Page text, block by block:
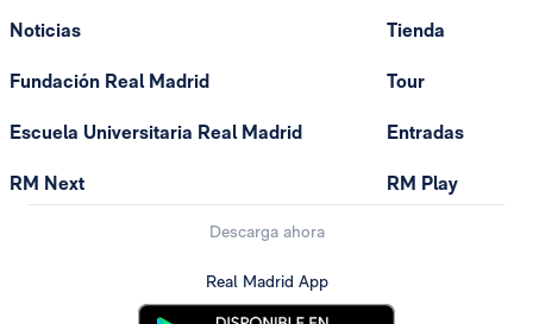
Noticias
Fundación Real Madrid
Escuela Universitaria Real Madrid
RM Next
Tienda
Tour
Entradas
RM Play
Descarga ahora
Real Madrid App